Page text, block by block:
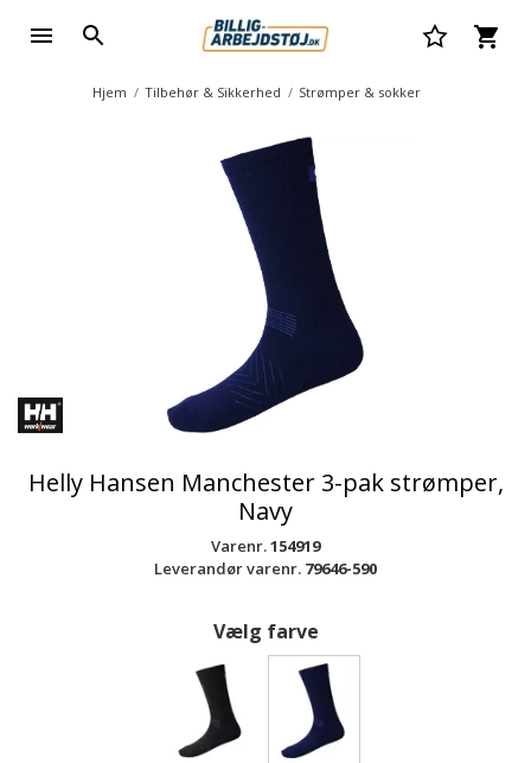
Hjem Tilbehør & Sikkerhed Strømper & sokker
Helly Hansen Manchester 3-pak strømper,
Navy
Varenr.154919
Leverandør varenr. 79646-590
Vælg farve